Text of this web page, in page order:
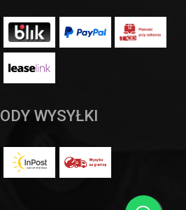
WYSYŁKI